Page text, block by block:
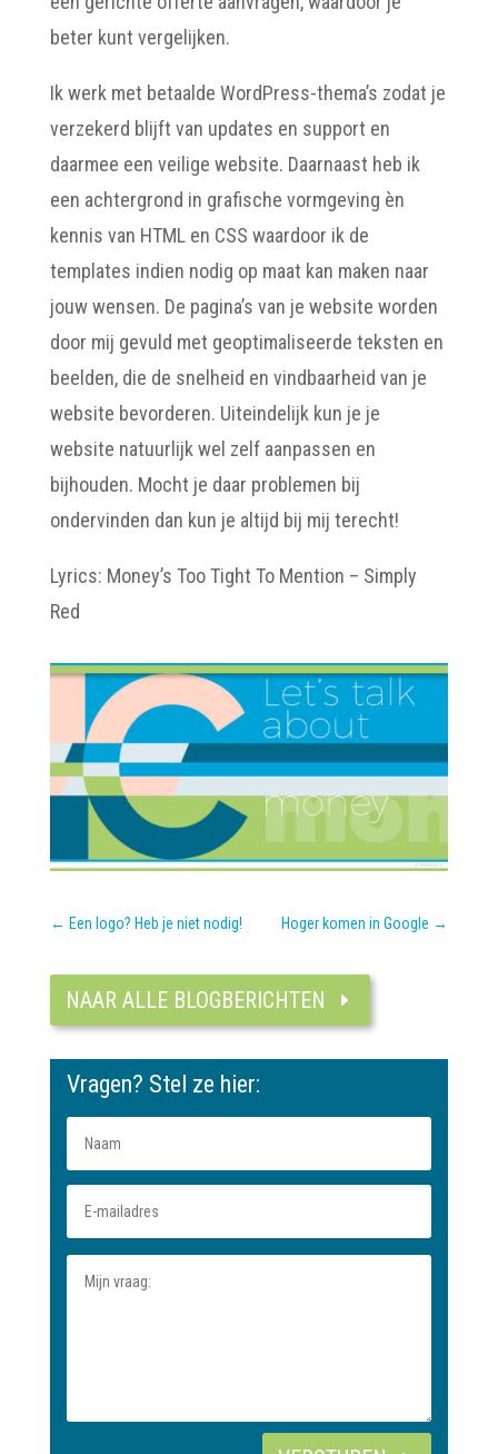
beter kunt vergelijken.
Ik werk met betaalde WordPress-thema’s zodat je
verzekerd blijft van updates en support en
daarmee een veilige website. Daarnaast heb ik
een achtergrond in grafische vormgeving èn
kennis van HTML en CSS waardoor ik de
templates indien nodig op maat kan maken naar
jouw wensen. De pagina’s van je website worden
door mij gevuld met geoptimaliseerde teksten en
beelden, die de snelheid en vindbaarheid van je
website bevorderen. Uiteindelijk kun je je
website natuurlijk wel zelf aanpassen en
bijhouden. Mocht je daar problemen bij
ondervinden dan kun je altijd bij mij terecht!
Lyrics: Money’s Too Tight To Mention – Simply
Red
← Een logo? Heb je niet nodig! Hoger komen in Google →
NAAR ALLE BLOGBERICHTEN
Vragen? Stel ze hier: